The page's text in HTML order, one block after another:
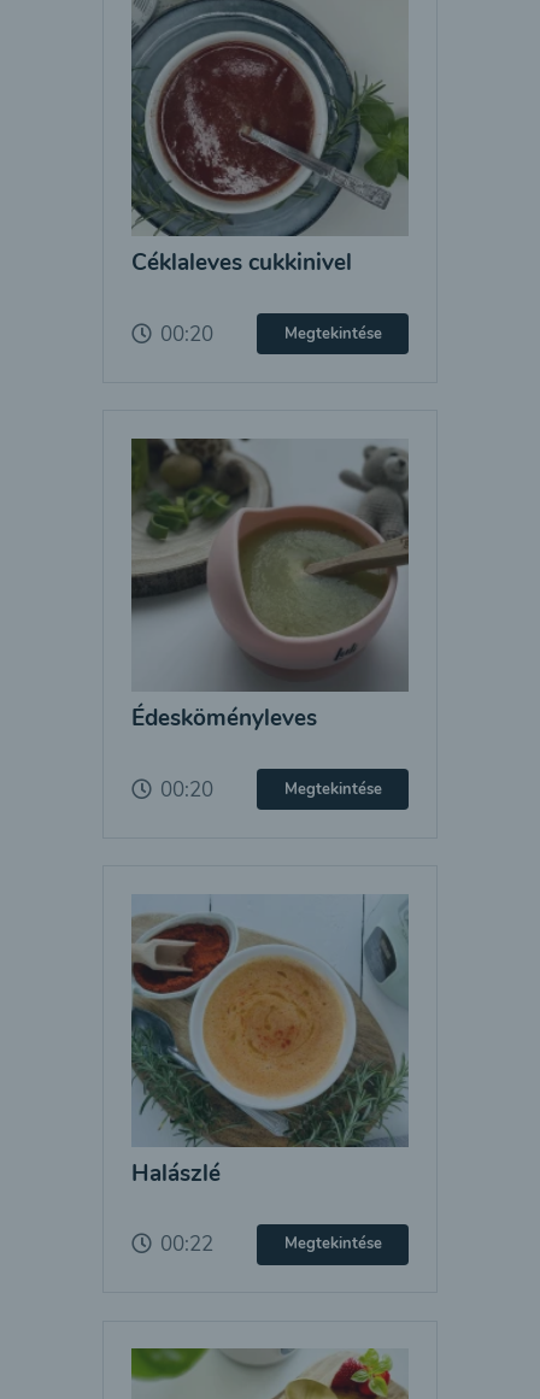
Céklaleves cukkinivel
00:20 Megtekintése
Édesköményleves
00:20 Megtekintése
Halászlé
00:22 Megtekintése